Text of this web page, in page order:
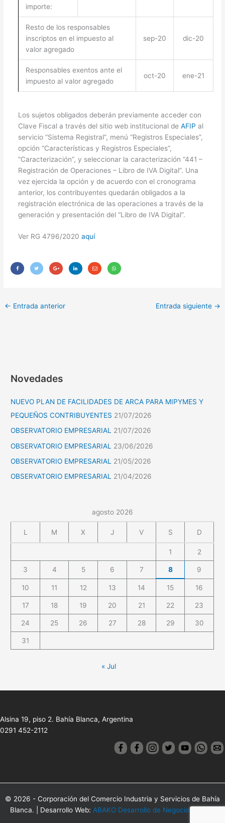
importe:
Resto de los responsables
inscriptos en el impuesto al
valor agregado
sep-20 dic-20
Responsables exentos ante el
impuesto al valor agregado
oct-20 ene-21
Los sujetos obligados deberán previamente acceder con
Clave Fiscal a través del sitio web institucional deAFIP al
servicio “Sistema Registral”, menú “Registros Especiales”,
opción “Características y Registros Especiales”,
“Caracterización”, y seleccionar la caracterización “441 –
Registración de Operaciones – Libro de IVA Digital”. Una
vez ejercida la opción y de acuerdo con el cronograma
anterior, los contribuyentes quedarán obligados a la
registración electrónica de las operaciones a través de la
generación y presentación del “Libro de IVA Digital”.
Ver RG 4796/2020aquí
← Entrada anterior Entrada siguiente →
Novedades
NUEVO PLAN DE FACILIDADES DE ARCA PARA MIPYMES Y
PEQUEÑOS CONTRIBUYENTES 21/07/2026
OBSERVATORIO EMPRESARIAL
21/07/2026
OBSERVATORIO EMPRESARIAL
23/06/2026
OBSERVATORIO EMPRESARIAL
21/05/2026
OBSERVATORIO EMPRESARIAL 21/04/2026
agosto 2026
L M X J V S D
1 2
3 4 5 6 7 8 9
10 11 12 13 14 15 16
17 18 19 20 21 22 23
24 25 26 27 28 29 30
31
« Jul
Alsina 19, piso 2. Bahía Blanca, Argentina
0291 452-2112
© 2026 - Corporación del Comercio Industria y Servicios de Bahía
Blanca. | Desarrollo Web: ABAKO Desarrollo de Negocios Online